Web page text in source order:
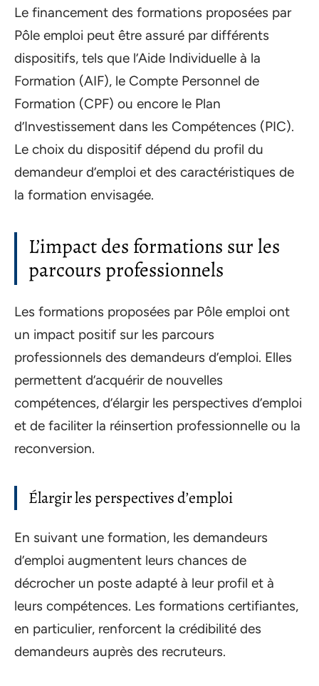
Le financement des formations proposées par
Pôle emploi peut être assuré par différents
dispositifs, tels que l’Aide Individuelle à la
Formation (AIF), le Compte Personnel de
Formation (CPF) ou encore le Plan
d’Investissement dans les Compétences (PIC).
Le choix du dispositif dépend du profil du
demandeur d’emploi et des caractéristiques de
la formation envisagée.
L’impact des formations sur les
parcours professionnels
Les formations proposées par Pôle emploi ont
un impact positif sur les parcours
professionnels des demandeurs d’emploi. Elles
permettent d’acquérir de nouvelles
compétences, d’élargir les perspectives d’emploi
et de faciliter la réinsertion professionnelle ou la
reconversion.
Élargir les perspectives d’emploi
En suivant une formation, les demandeurs
d’emploi augmentent leurs chances de
décrocher un poste adapté à leur profil et à
leurs compétences. Les formations certifiantes,
en particulier, renforcent la crédibilité des
demandeurs auprès des recruteurs.